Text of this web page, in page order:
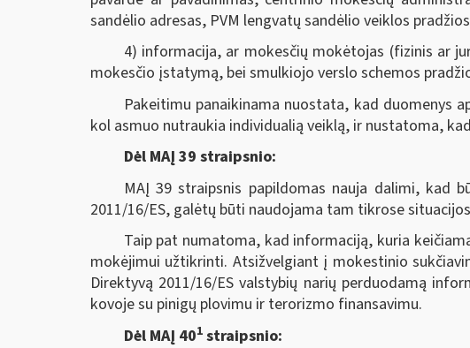
sandėlio adresas, PVM lengvatų sandėlio veiklos
4) informacija, ar mokesčių mokėtojas (fizinis ar
mokesčio įstatymą, bei smulkiojo verslo schemos
Pakeitimu panaikinama nuostata, kad duomenys
kol asmuo nutraukia individualią veiklą, ir nustatoma,
Dėl MAĮ 39 straipsnio:
MAĮ 39 straipsnis papildomas nauja dalimi, kad
2011/16/ES, galėtų būti naudojama tam tikrose
Taip pat numatoma, kad informaciją, kuria
mokėjimui užtikrinti. Atsižvelgiant į mokestinio
Direktyvą 2011/16/ES valstybių narių perduodamą
kovoje su pinigų plovimu ir terorizmo finansavimu.
Dėl MAĮ 401straipsnio: